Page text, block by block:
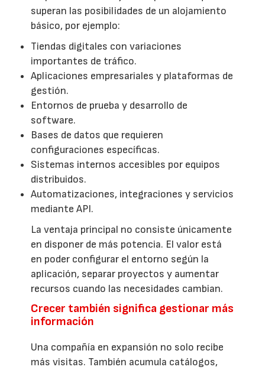
superan las posibilidades de un alojamiento
básico, por ejemplo:
Tiendas digitales con variaciones
importantes de tráfico.
Aplicaciones empresariales y plataformas de
gestión.
Entornos de prueba y desarrollo de
software.
Bases de datos que requieren
configuraciones específicas.
Sistemas internos accesibles por equipos
distribuidos.
Automatizaciones, integraciones y servicios
mediante API.
La ventaja principal no consiste únicamente
en disponer de más potencia. El valor está
en poder configurar el entorno según la
aplicación, separar proyectos y aumentar
recursos cuando las necesidades cambian.
Crecer también significa gestionar más
información
Una compañía en expansión no solo recibe
más visitas. También acumula catálogos,